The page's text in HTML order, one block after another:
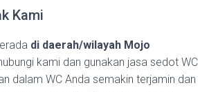
Kami
di daerah/wilayah Mojo
kami dan gunakan jasa sedot WC
dalam WC Anda semakin terjamin dan